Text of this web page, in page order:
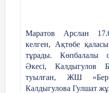
Қыз күлкісін сусын
Назереке:
Анасыздар, Ақ Еділ,
Маратов Арслан
келген,
Ақтөбе қаласы
тұрады. Көпбалалы
Әкесі, Калдыгулов
туылған, ЖШ
Калдыгулова Гулшат